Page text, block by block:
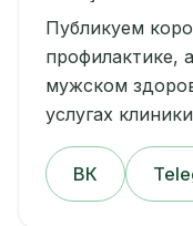
Публикуем
профилактике,
мужском
услугах
ВК